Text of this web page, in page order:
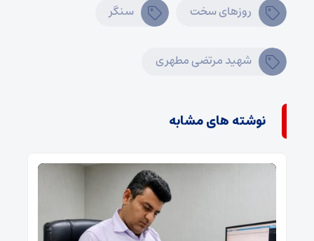
روزهای سخت سنگر
شهید مرتضی مطهری
نوشته های مشابه